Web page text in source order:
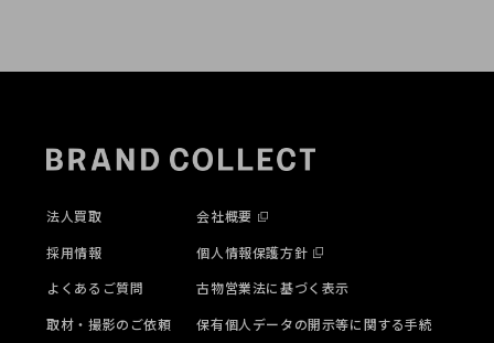
法人買取
採用情報
よくあるご質問
取材・撮影のご依頼
会社概要
個人情報保護方針
古物営業法に基づく表示
保有個人データの開示等に関する手続